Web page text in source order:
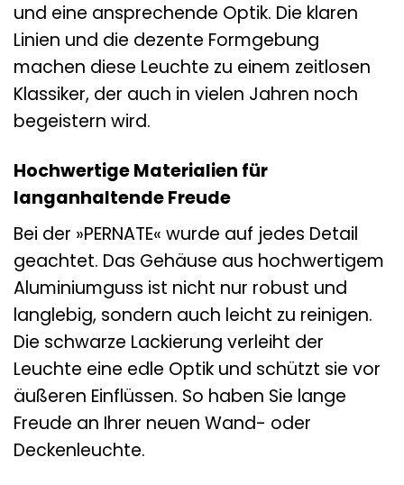
und eine ansprechende Optik. Die klaren
Linien und die dezente Formgebung
machen diese Leuchte zu einem zeitlosen
Klassiker, der auch in vielen Jahren noch
begeistern wird.
Hochwertige Materialien für
langanhaltende Freude
Bei der »PERNATE« wurde auf jedes Detail
geachtet. Das Gehäuse aus hochwertigem
Aluminiumguss ist nicht nur robust und
langlebig, sondern auch leicht zu reinigen.
Die schwarze Lackierung verleiht der
Leuchte eine edle Optik und schützt sie vor
äußeren Einflüssen. So haben Sie lange
Freude an Ihrer neuen Wand- oder
Deckenleuchte.